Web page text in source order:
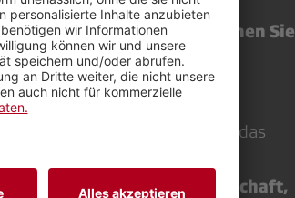
Ihnen, was nicht, wo sehen Sie
Austausch mit Ihnen, den
Programmverantwortlichen das
Medienwissenschaft,